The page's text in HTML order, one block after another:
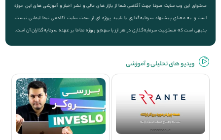
محتوای این وب سایت صرفا جهت آگاهی شما از بازار های مالی و نشر اخبار و آموزشی های این حوزه
است و به معنای پیشنهاد سرمایه‌گذاری یا تایید پروژه ای از سمت سایت آکادمی نیما ایمانی نیست.
بدیهی است که مسئولیت سرمایه‌گذاری در هر ارز یا سهم و پروژه تماما بر عهده سرمایه‌گذاران آن است.
ویديو های تحلیلی و آموزشی